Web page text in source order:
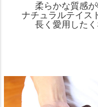
柔らかな質感が
ナチュラルテイス
長く愛用したく